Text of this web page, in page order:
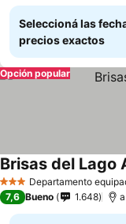
Seleccioná las
precios exactos
Opción popular
3 EstrellasDepartamento
Brisas del Lago
7,6 Bueno 1.648